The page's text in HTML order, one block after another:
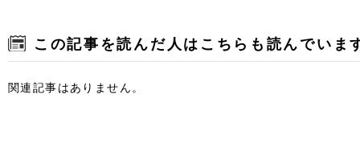
この記事を読んだ人はこちらも読んでいま
関連記事はありません。